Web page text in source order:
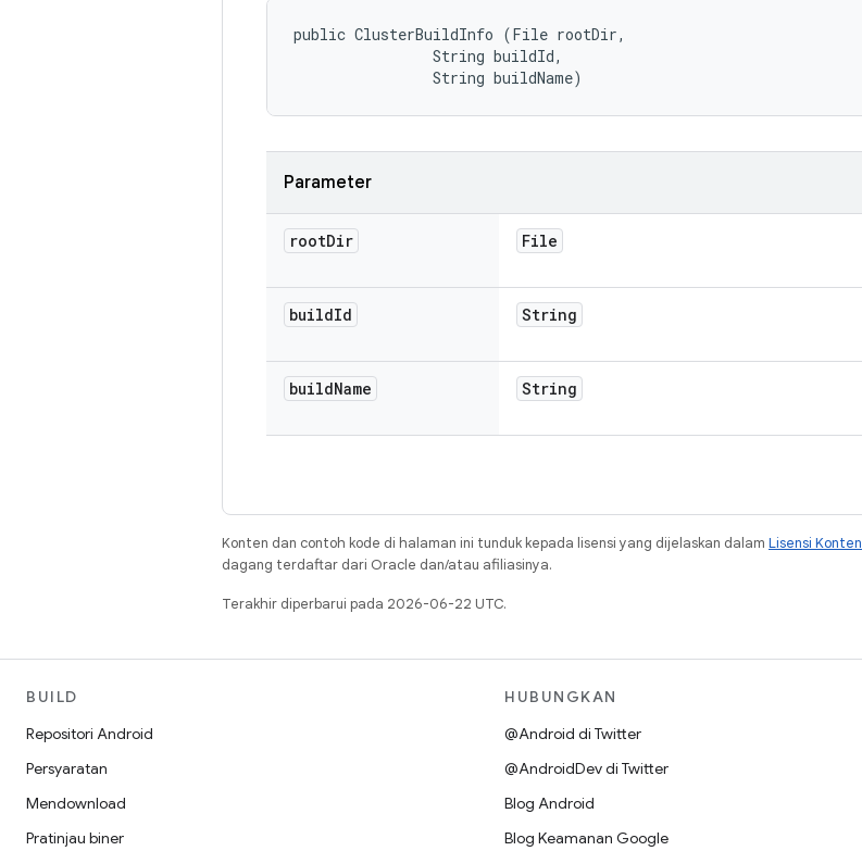
public ClusterBuildInfo (File rootDir,
                String buildId,
                String buildName)
Parameter
rootDir File
buildId String
buildName String
Konten dan contoh kode di halaman ini tunduk kepada lisensi yang dijelaskan dalam Lisensi Konten
dagang terdaftar dari Oracle dan/atau afiliasinya.
Terakhir diperbarui pada 2026-06-22 UTC.
BUILD
Repositori Android
Persyaratan
Mendownload
Pratinjau biner
HUBUNGKAN
@Android di Twitter
@AndroidDev di Twitter
Blog Android
Blog Keamanan Google